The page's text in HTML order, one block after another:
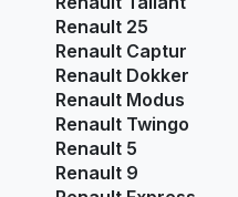
Renault 25
Renault Captur
Renault Dokker
Renault Modus
Renault Twingo
Renault 5
Renault 9